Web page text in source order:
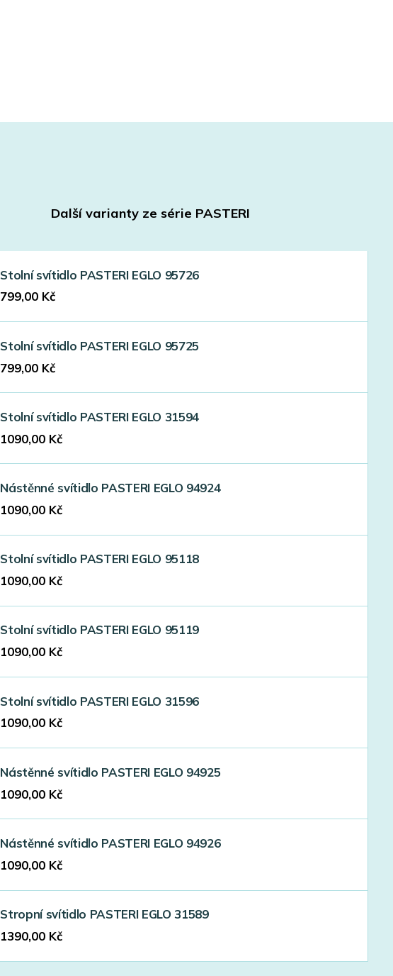
Další varianty ze série PASTERI
Stolní svítidlo PASTERI EGLO 95726
799,00 Kč
Stolní svítidlo PASTERI EGLO 95725
799,00 Kč
Stolní svítidlo PASTERI EGLO 31594
1090,00 Kč
Nástěnné svítidlo PASTERI EGLO 94924
1090,00 Kč
Stolní svítidlo PASTERI EGLO 95118
1090,00 Kč
Stolní svítidlo PASTERI EGLO 95119
1090,00 Kč
Stolní svítidlo PASTERI EGLO 31596
1090,00 Kč
Nástěnné svítidlo PASTERI EGLO 94925
1090,00 Kč
Nástěnné svítidlo PASTERI EGLO 94926
1090,00 Kč
Stropní svítidlo PASTERI EGLO 31589
1390,00 Kč